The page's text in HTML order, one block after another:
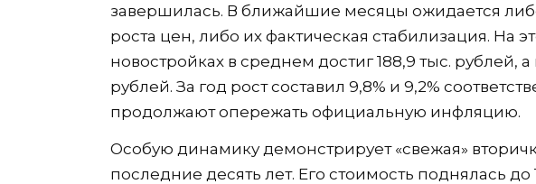
завершилась. В ближайшие месяцы ожидается
роста цен, либо их фактическая стабилизация. На
новостройках в среднем достиг 188,9 тыс. рублей,
рублей. За год рост составил 9,8% и 9,2%
продолжают опережать официальную инфляцию.
Особую динамику демонстрирует «свежая»
последние десять лет. Его стоимость поднялась до